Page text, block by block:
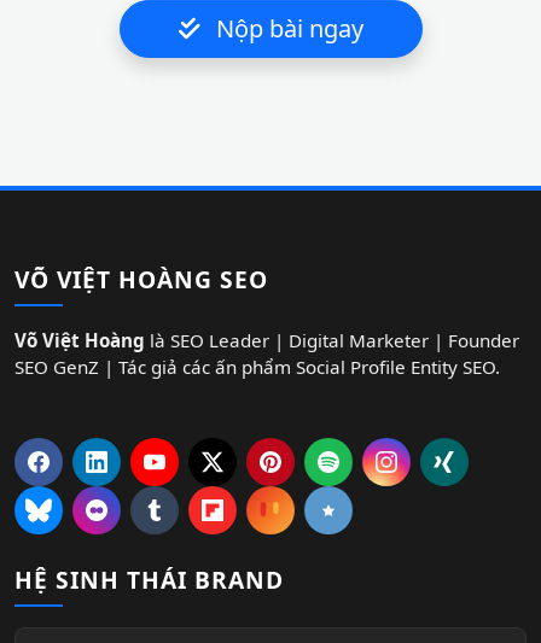
Nộp bài ngay
VÕ VIỆT HOÀNG SEO
Võ Việt Hoàng là SEO Leader | Digital Marketer | Founder
SEO GenZ | Tác giả các ấn phẩm Social Profile Entity SEO.
HỆ SINH THÁI BRAND